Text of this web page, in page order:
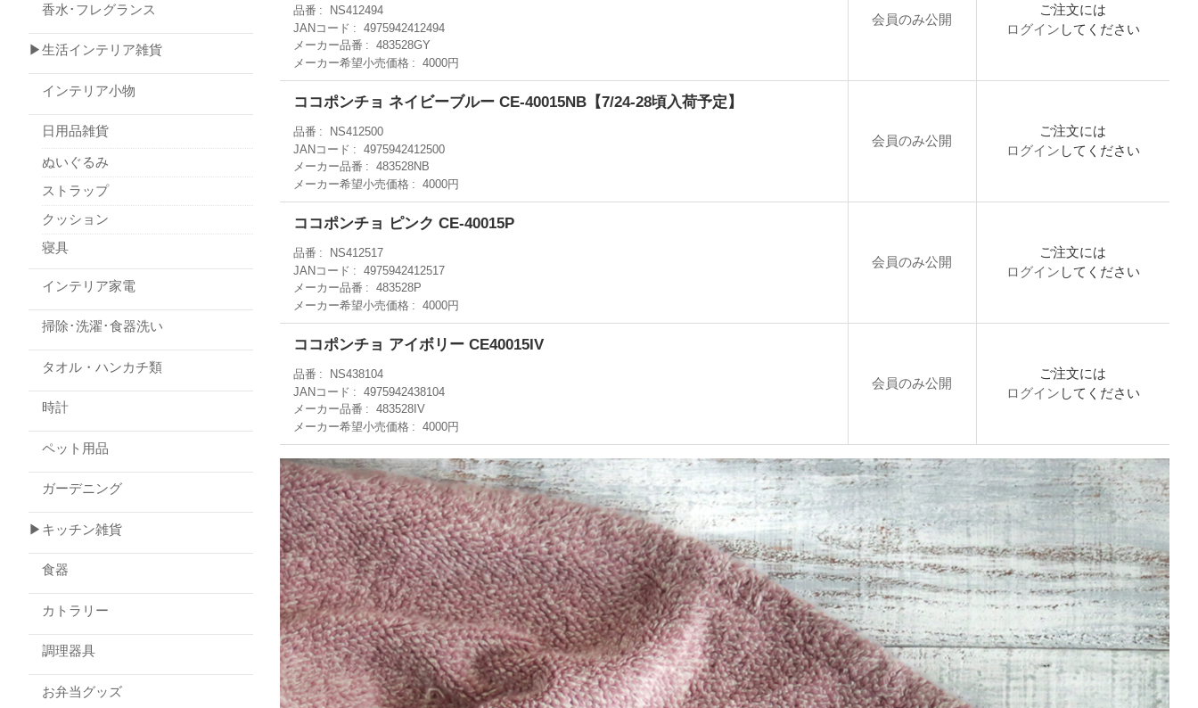
品番
NS412494
JANコード
4975942412494
メーカー品番
483528GY
メーカー希望小売価格
4000円
会員のみ公開
ご注文には
ログイン してください
ココポンチョ ネイビーブルー CE-40015NB【7/24-28頃入荷予定】
品番
NS412500
JANコード
4975942412500
メーカー品番
483528NB
メーカー希望小売価格
4000円
会員のみ公開
ご注文には
ログイン してください
ココポンチョ ピンク CE-40015P
品番
NS412517
JANコード
4975942412517
メーカー品番
483528P
メーカー希望小売価格
4000円
会員のみ公開
ご注文には
ログイン してください
ココポンチョ アイボリー CE40015IV
品番
NS438104
JANコード
4975942438104
メーカー品番
483528IV
メーカー希望小売価格
4000円
会員のみ公開
ご注文には
ログイン してください
香水･フレグランス
▶生活インテリア雑貨
インテリア小物
日用品雑貨
ぬいぐるみ
ストラップ
クッション
寝具
インテリア家電
掃除･洗濯･食器洗い
タオル・ハンカチ類
時計
ペット用品
ガーデニング
▶キッチン雑貨
食器
カトラリー
調理器具
お弁当グッズ